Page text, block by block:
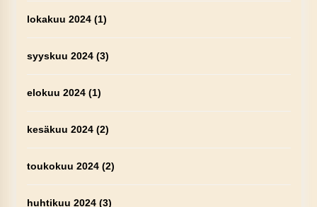
lokakuu 2024(1)
syyskuu 2024(3)
elokuu 2024(1)
kesäkuu 2024(2)
toukokuu 2024(2)
huhtikuu 2024(3)